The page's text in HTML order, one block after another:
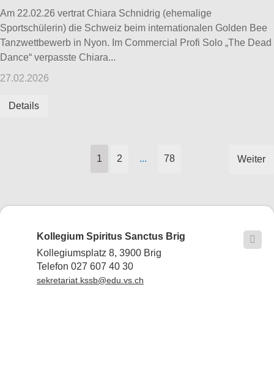
Am 22.02.26 vertrat Chiara Schnidrig (ehemalige
Sportschülerin) die Schweiz beim internationalen Golden Bee
Tanzwettbewerb in Nyon. Im Commercial Profi Solo „The Dead
Dance“ verpasste Chiara...
27.02.2026
Details
1 2 ... 78 Weiter
Kollegium Spiritus Sanctus Brig
Kollegiumsplatz 8, 3900 Brig
Telefon 027 607 40 30
sekretariat.kssb@edu.vs.ch
